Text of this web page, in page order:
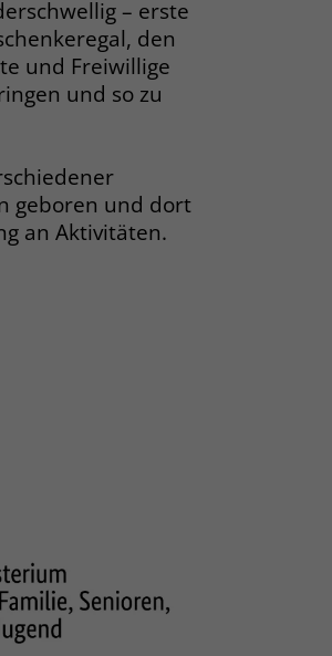
– erste
den
und Freiwillige
und so zu
geboren und dort
an Aktivitäten.